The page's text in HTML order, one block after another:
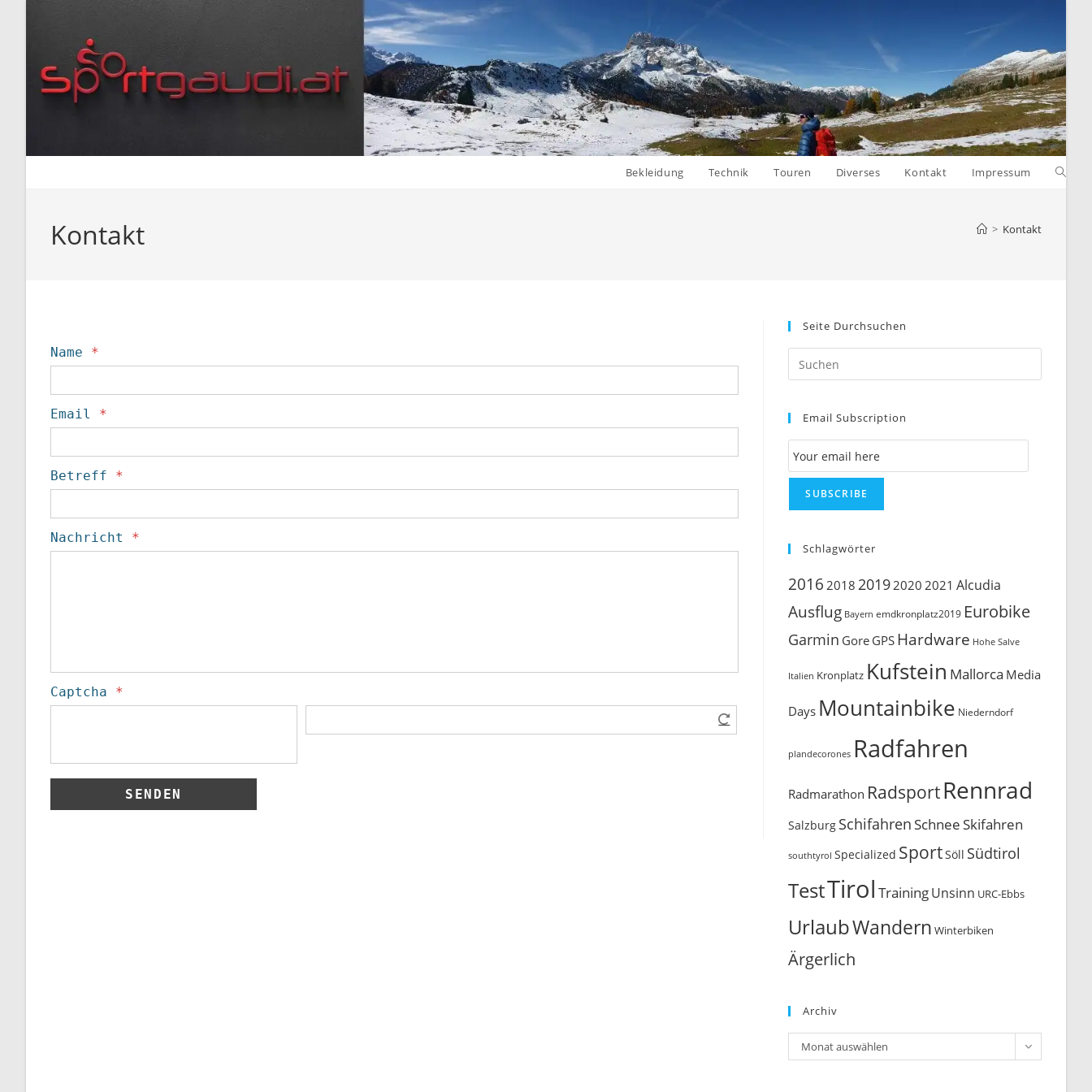
Bekleidung Technik Touren Diverses Kontakt Impressum
Kontakt > Kontakt
Name *
Email *
Betreff *
Nachricht *
Captcha *
Seite Durchsuchen
Escape
Email Subscription
Email Subscription
SUBSCRIBE
Schlagwörter
2016 2018 20192020 2021 Alcudia
Ausflug Bayern emdkronplatz2019 Eurobike
Garmin Gore GPS Hardware Hohe Salve
Italien Kronplatz Kufstein Mallorca Media
Days Mountainbike Niederndorf
plandecorones Radfahren
Radmarathon RadsportRennrad
Salzburg Schifahren Schnee Skifahren
southtyrol Specialized SportSöll Südtirol
TestTirol TrainingUnsinn URC-Ebbs
UrlaubWandern Winterbiken
Ärgerlich
Archiv
Archiv
Monat auswählen